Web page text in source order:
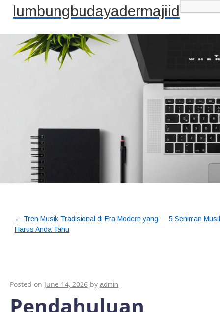
lumbungbudayadermajiid
← Tren Musik Tradisional di Era Modern yang
Harus Anda Tahu
5 Seniman
Posted on June 14, 2026 by admin
Pendahuluan